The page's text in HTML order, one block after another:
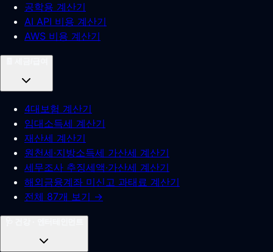
공학용 계산기
AI API 비용 계산기
AWS 비용 계산기
4대보험 계산기
임대소득세 계산기
재산세 계산기
원천세·지방소득세 가산세 계산기
세무조사 추징세액·가산세 계산기
해외금융계좌 미신고 과태료 계산기
전체 87개 보기 →